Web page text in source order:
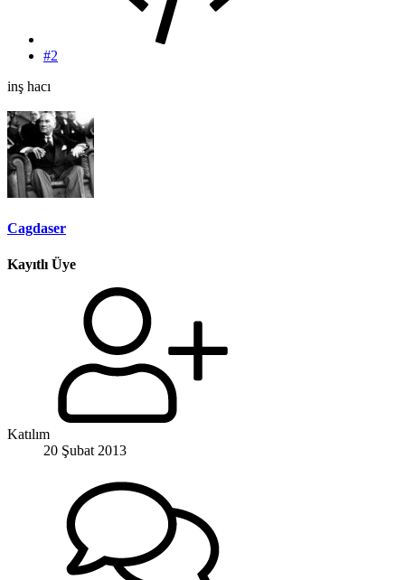
#2
inş hacı
Cagdaser
Kayıtlı Üye
Katılım
20 Şubat 2013